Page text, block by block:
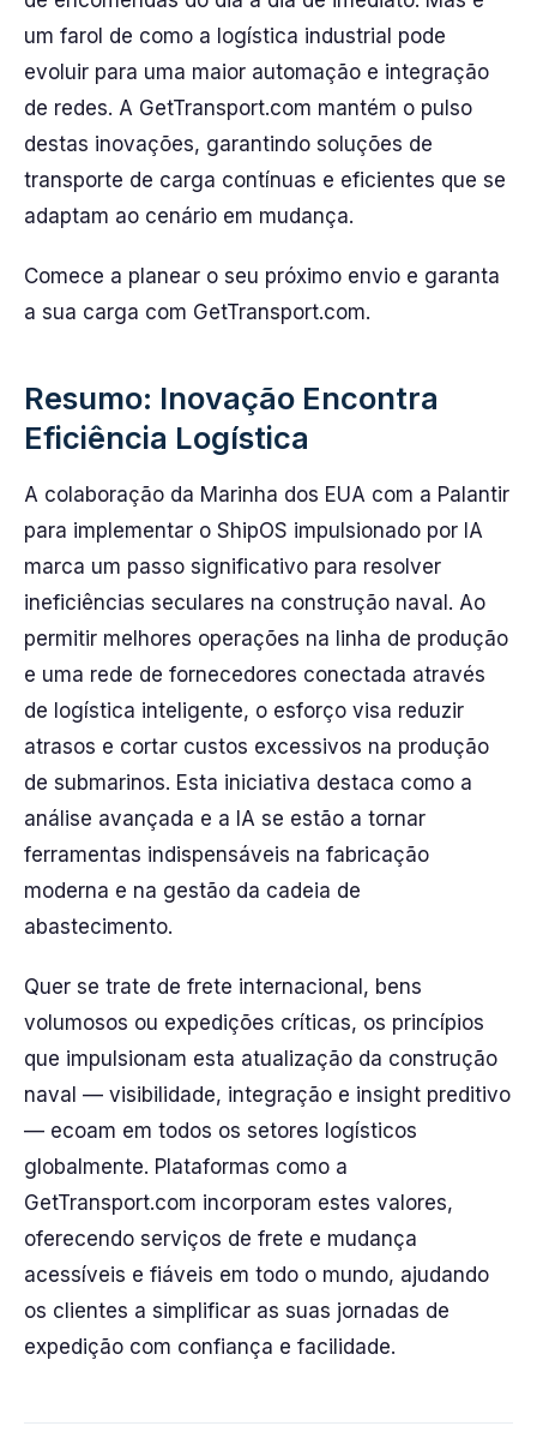
um farol de como a logística industrial pode
evoluir para uma maior automação e integração
de redes. A GetTransport.com mantém o pulso
destas inovações, garantindo soluções de
transporte de carga contínuas e eficientes que se
adaptam ao cenário em mudança.
Comece a planear o seu próximo envio e garanta
a sua carga com GetTransport.com.
Resumo: Inovação Encontra
Eficiência Logística
A colaboração da Marinha dos EUA com a Palantir
para implementar o ShipOS impulsionado por IA
marca um passo significativo para resolver
ineficiências seculares na construção naval. Ao
permitir melhores operações na linha de produção
e uma rede de fornecedores conectada através
de logística inteligente, o esforço visa reduzir
atrasos e cortar custos excessivos na produção
de submarinos. Esta iniciativa destaca como a
análise avançada e a IA se estão a tornar
ferramentas indispensáveis na fabricação
moderna e na gestão da cadeia de
abastecimento.
Quer se trate de frete internacional, bens
volumosos ou expedições críticas, os princípios
que impulsionam esta atualização da construção
naval — visibilidade, integração e insight preditivo
— ecoam em todos os setores logísticos
globalmente. Plataformas como a
GetTransport.com incorporam estes valores,
oferecendo serviços de frete e mudança
acessíveis e fiáveis em todo o mundo, ajudando
os clientes a simplificar as suas jornadas de
expedição com confiança e facilidade.